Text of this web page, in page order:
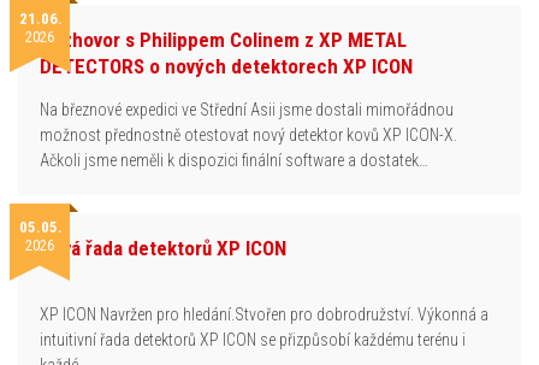
21.06.
2026Rozhovor s Philippem Colinem z XP METAL
DETECTORS o nových detektorech XP ICON
Na březnové expedici ve Střední Asii jsme dostali mimořádnou
možnost přednostně otestovat nový detektor kovů XP ICON-X.
Ačkoli jsme neměli k dispozici finální software a dostatek…
05.05.
2026Nová řada detektorů XP ICON
XP ICON Navržen pro hledání.Stvořen pro dobrodružství. Výkonná a
intuitivní řada detektorů XP ICON se přizpůsobí každému terénu i